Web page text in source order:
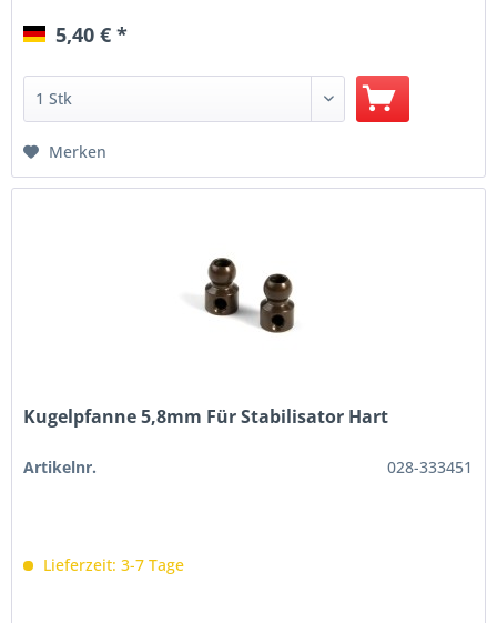
5,40 € *
Merken
Kugelpfanne 5,8mm Für Stabilisator Hart
Artikelnr. 028-333451
Lieferzeit: 3-7 Tage